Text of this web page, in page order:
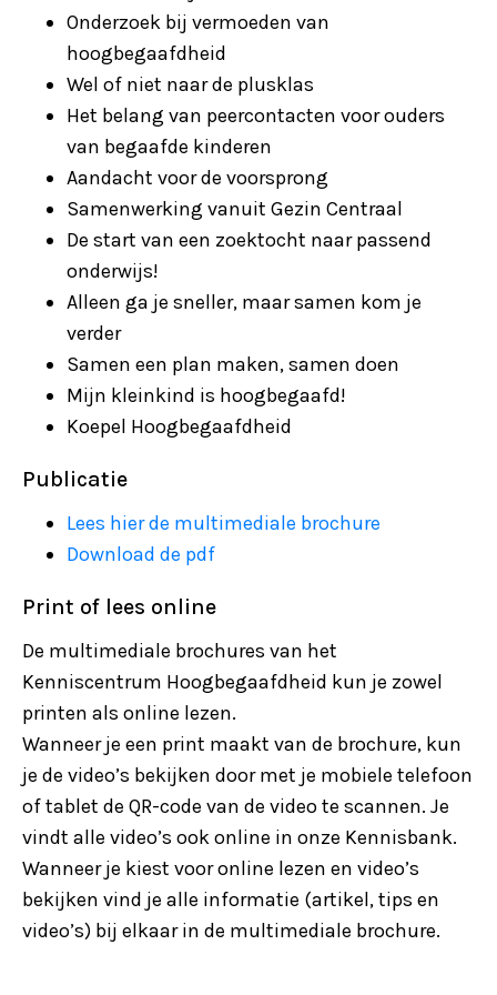
Onderzoek bij vermoeden van
hoogbegaafdheid
Wel of niet naar de plusklas
Het belang van peercontacten voor ouders
van begaafde kinderen
Aandacht voor de voorsprong
Samenwerking vanuit Gezin Centraal
De start van een zoektocht naar passend
onderwijs!
Alleen ga je sneller, maar samen kom je
verder
Samen een plan maken, samen doen
Mijn kleinkind is hoogbegaafd!
Koepel Hoogbegaafdheid
Publicatie
Lees hier de multimediale brochure
Download de pdf
Print of lees online
De multimediale brochures van het
Kenniscentrum Hoogbegaafdheid kun je zowel
printen als online lezen.
Wanneer je een print maakt van de brochure, kun
je de video’s bekijken door met je mobiele telefoon
of tablet de QR-code van de video te scannen. Je
vindt alle video’s ook online in onze Kennisbank.
Wanneer je kiest voor online lezen en video’s
bekijken vind je alle informatie (artikel, tips en
video’s) bij elkaar in de multimediale brochure.